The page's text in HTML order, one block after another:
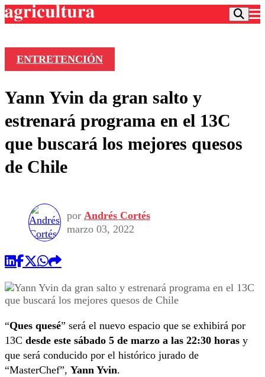
Frecuencias
Agricultura TV
Deportes
Colo Colo
Torneo Internacional
Torneo Nacional
Entretención
Internacional
Nacional
Programas
Comercial
ENTRETENCIÓN
Yann Yvin da gran salto y
estrenará programa en el 13C
que buscará los mejores quesos
de Chile
por Andrés Cortés
marzo 03, 2022
“Ques quesé” será el nuevo espacio que se exhibirá por
13C desde este sábado 5 de marzo a las 22:30 horas y
que será conducido por el histórico jurado de
“MasterChef”, Yann Yvin.